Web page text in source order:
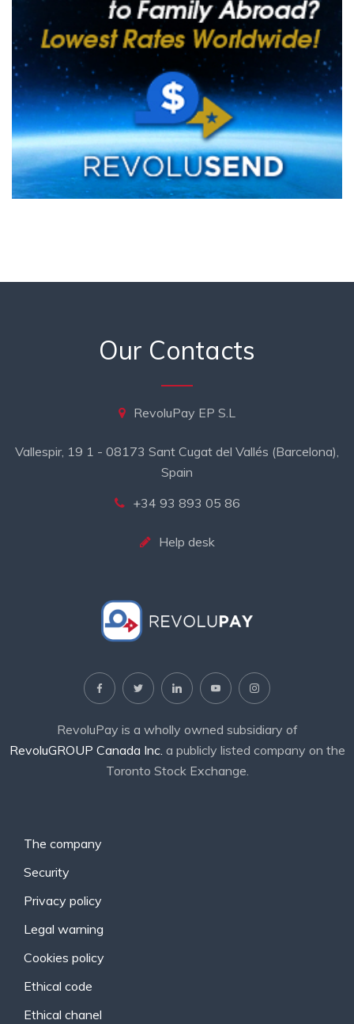
Our Contacts
RevoluPay EP S.L
Vallespir, 19 1 - 08173 Sant Cugat del Vallés (Barcelona),
Spain
+34 93 893 05 86
Help desk
RevoluPay is a wholly owned subsidiary of
RevoluGROUP Canada Inc. a publicly listed company on the
Toronto Stock Exchange.
The company
Security
Privacy policy
Legal warning
Cookies policy
Ethical code
Ethical chanel